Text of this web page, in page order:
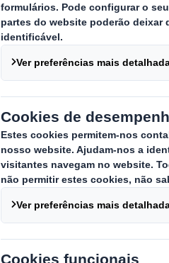
A DS Smith
Liderpack.
categoria de